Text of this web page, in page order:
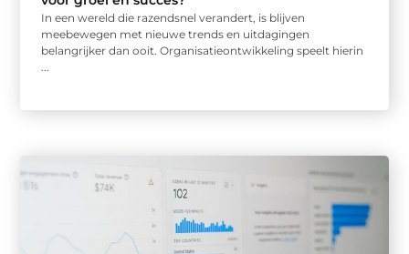
In een wereld die razendsnel verandert, is blijven
meebewegen met nieuwe trends en uitdagingen
belangrijker dan ooit. Organisatieontwikkeling speelt hierin
...